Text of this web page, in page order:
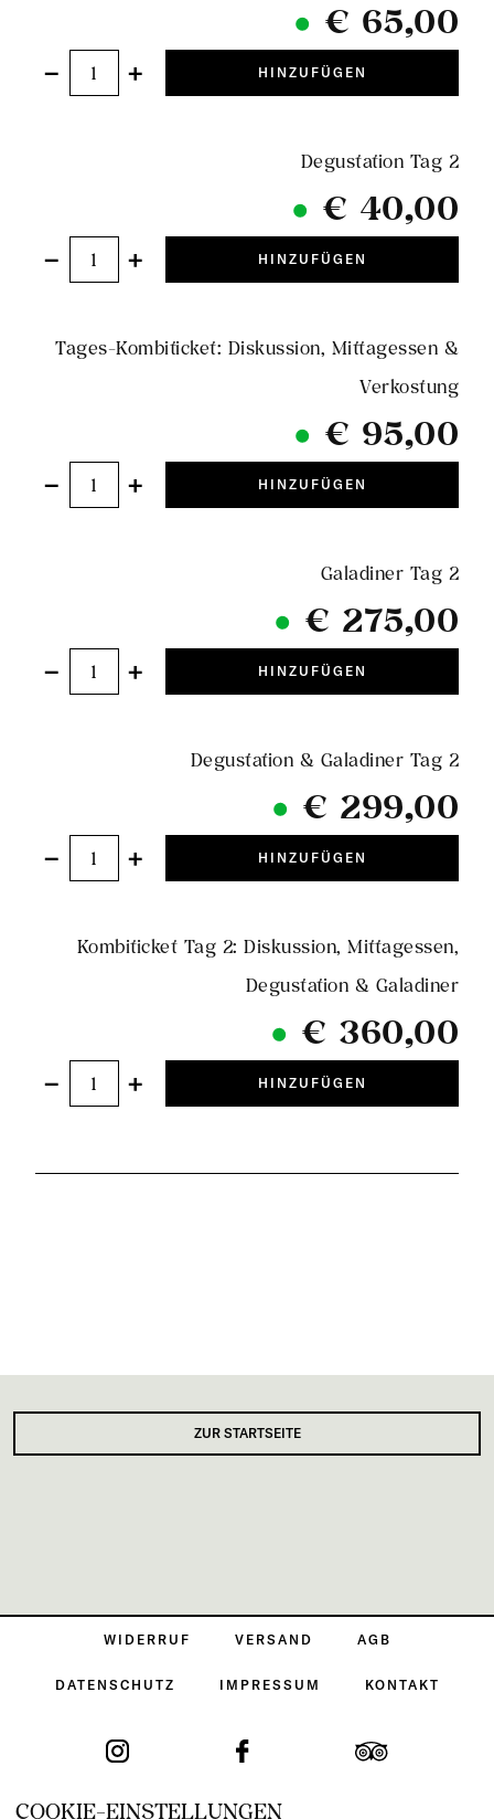
€ 65,00
− + HINZUFÜGEN
Degustation Tag 2
€ 40,00
− + HINZUFÜGEN
Tages-Kombiticket: Diskussion, Mittagessen &
Verkostung
€ 95,00
− + HINZUFÜGEN
Galadiner Tag 2
€ 275,00
− + HINZUFÜGEN
Degustation & Galadiner Tag 2
€ 299,00
− + HINZUFÜGEN
Kombiticket Tag 2: Diskussion, Mittagessen,
Degustation & Galadiner
€ 360,00
− + HINZUFÜGEN
ZUR STARTSEITE
WIDERRUF VERSAND AGB
DATENSCHUTZ IMPRESSUM KONTAKT
COOKIE-EINSTELLUNGEN